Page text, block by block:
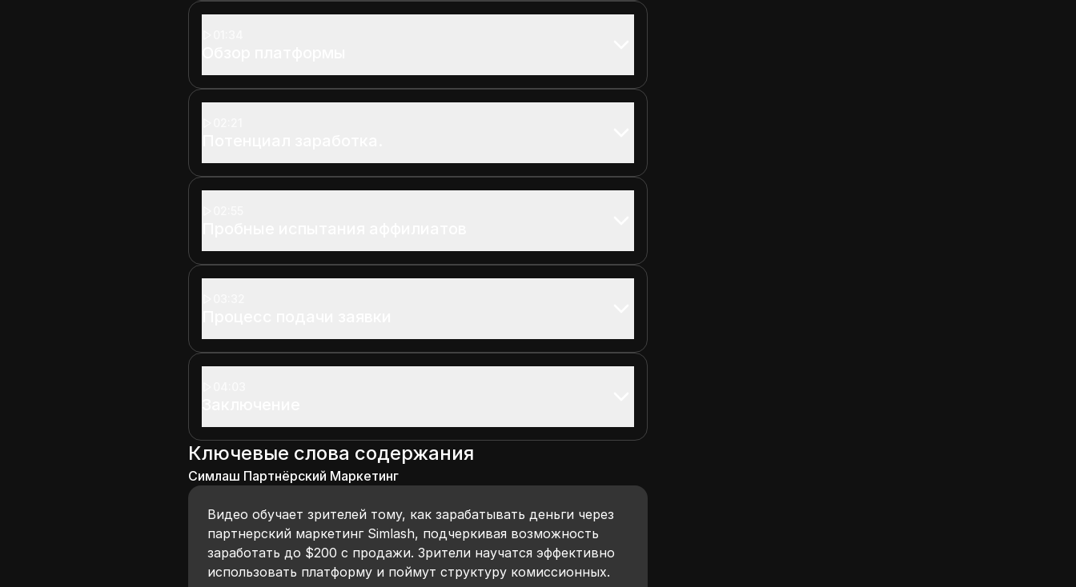
Ключевые слова содержания
Симлаш Партнёрский Маркетинг
Видео обучает зрителей тому, как зарабатывать деньги через
партнерский маркетинг Simlash, подчеркивая возможность
заработать до $200 с продажи. Зрители научатся эффективно
использовать платформу и поймут структуру комиссионных.